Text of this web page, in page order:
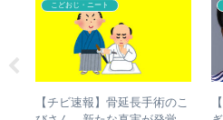
こどおじ・ニート
【チビ速報】骨延長手術のこ